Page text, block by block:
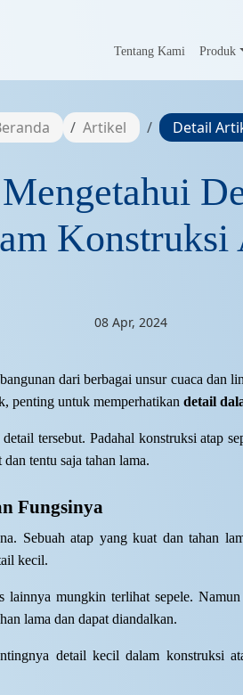
Tentang Kami Produk
Artikel Detail
Konstruksi
08 Apr, 2024
dari berbagai unsur cuaca dan
penting untuk memperhatikan detail
tersebut. Padahal konstruksi atap
tentu saja tahan lama.
Fungsinya
Sebuah atap yang kuat dan tahan
kecil.
mungkin terlihat sepele.
lama dan dapat diandalkan.
detail kecil dalam konstruksi